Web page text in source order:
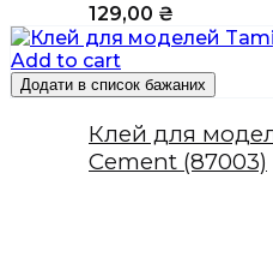
129,00 ₴
Add to cart
Додати в список бажаних
Клей для
Cement (87003)